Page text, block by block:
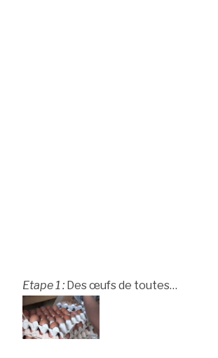
Etape 1 :Des œufs de toutes…